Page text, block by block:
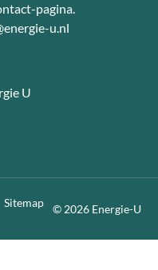
pagina.
u.nl
U
© 2026 Energie-U
Sitemap